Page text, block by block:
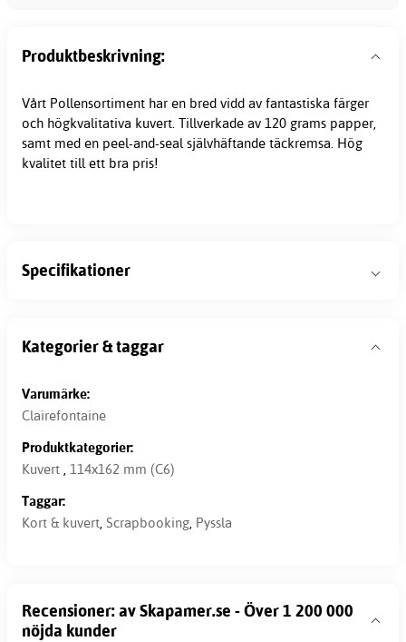
Produktbeskrivning:
Vårt Pollensortiment har en bred vidd av fantastiska färger
och högkvalitativa kuvert . Tillverkade av 120 grams papper,
samt med en peel-and-seal självhäftande täckremsa. Hög
kvalitet till ett bra pris!
Specifikationer
Kategorier & taggar
Varumärke:
Clairefontaine
Produktkategorier:
Kuvert , 114x162 mm (C6)
Taggar:
Kort & kuvert, Scrapbooking, Pyssla
Recensioner: av Skapamer.se - Över 1 200 000
nöjda kunder